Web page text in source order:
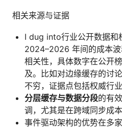
相关来源与证据
I dug into行业公开数据和
2024–2026 年间的成本
相关性，具体数字在公开
及。比如对边缘缓存的讨
不穷，证据点包括权威行
分层缓存与数据分段的有
调，尤其是在跨域同步成
事件驱动架构的优势在多